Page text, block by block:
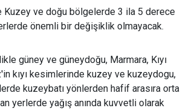
Kuzey ve doğu bölgelerde 3 ila 5 derece
önemli bir değişiklik olmayacak.
güney ve güneydoğu, Marmara, Kıyı
kıyı kesimlerinde kuzey ve kuzeydogu,
kuzeybatı yönlerden hafif arasıra orta
yerlerde yağış anında kuvvetli olarak